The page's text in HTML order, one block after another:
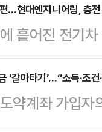
…현대엔지니어링, 충
흩어진 전기
으로 하나로
한국전기차충
일 업계에 따
갈아타기’…“소득·조건
약계좌 가입
건별 차등 지